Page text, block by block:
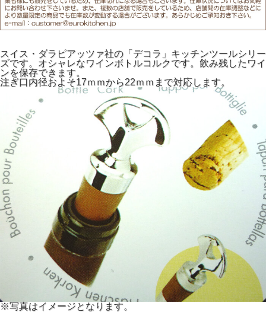
スイス・ダラピアッツァ社の「デコラ」キッチンツールシリー
ズです。オシャレなワインボトルコルクです。飲み残したワイ
ンを保存できます。
注ぎ口内径およそ17ｍｍから22ｍｍまで対応します。
※写真はイメージとなります。